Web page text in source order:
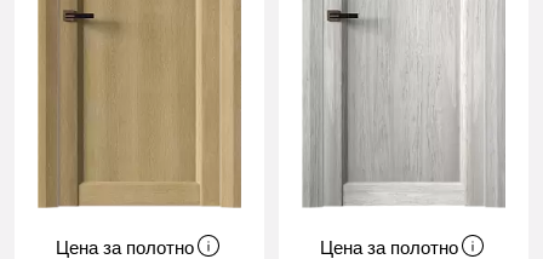
Цена за полотно Цена за полотно